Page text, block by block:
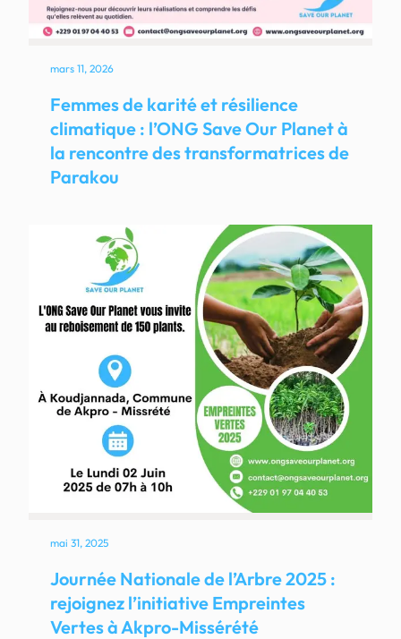
mars 11, 2026
Femmes de karité et résilience
climatique : l’ONG Save Our Planet à
la rencontre des transformatrices de
Parakou
mai 31, 2025
Journée Nationale de l’Arbre 2025 :
rejoignez l’initiative Empreintes
Vertes à Akpro-Missérété